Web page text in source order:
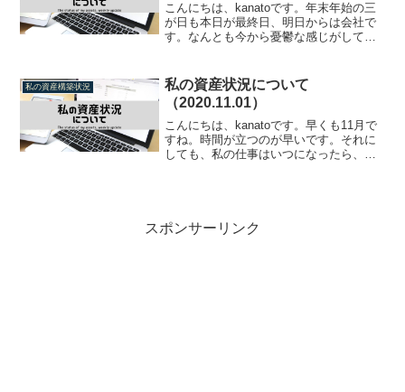
こんにちは、kanatoです。年末年始の三
が日も本日が最終日、明日からは会社で
す。なんとも今から憂鬱な感じがしてき
紹介していきたいと思います。資産状況
（2021年01月...
私の資産構築状況
私の資産状況について
（2020.11.01）
こんにちは、kanatoです。早くも11月で
すね。時間が立つのが早いです。それに
しても、私の仕事はいつになったら、落
スポンサーリンク